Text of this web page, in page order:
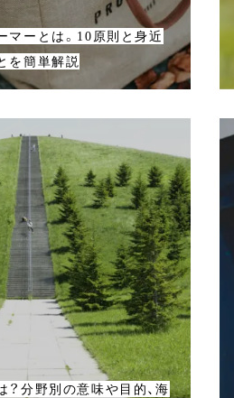
マーとは。10原則と身近
を簡単解説
分野別の意味や目的、海